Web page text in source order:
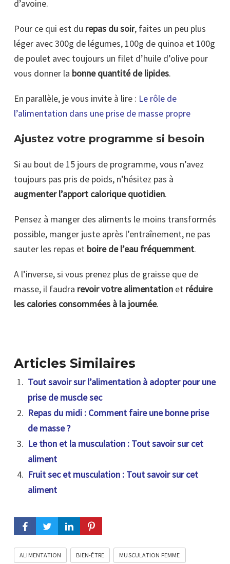
d’avoine.
Pour ce qui est du repas du soir, faites un peu plus
léger avec 300g de légumes, 100g de quinoa et 100g
de poulet avec toujours un filet d’huile d’olive pour
vous donner la bonne quantité de lipides.
En parallèle, je vous invite à lire : Le rôle de
l’alimentation dans une prise de masse propre
Ajustez votre programme si besoin
Si au bout de 15 jours de programme, vous n’avez
toujours pas pris de poids, n’hésitez pas à
augmenter l’apport calorique quotidien.
Pensez à manger des aliments le moins transformés
possible, manger juste après l’entraînement, ne pas
sauter les repas et boire de l’eau fréquemment.
A l’inverse, si vous prenez plus de graisse que de
masse, il faudra revoir votre alimentation et réduire
les calories consommées à la journée.
Articles Similaires
Tout savoir sur l’alimentation à adopter pour une
prise de muscle sec
Repas du midi : Comment faire une bonne prise
de masse ?
Le thon et la musculation : Tout savoir sur cet
aliment
Fruit sec et musculation : Tout savoir sur cet
aliment
ALIMENTATION BIEN-ÊTRE MUSCULATION FEMME